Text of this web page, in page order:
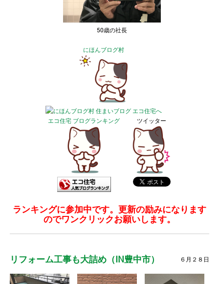
50歳の社長
にほんブログ村
エコ住宅 ブログランキング ツイッター
ランキングに参加中です。更新の励みになります
のでワンクリックお願いします。
リフォーム工事も大詰め（IN豊中市） ６月２８日